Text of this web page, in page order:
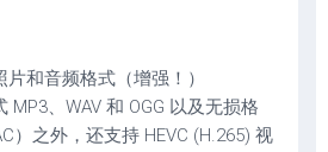
和音频格式（增强！）
MP3、WAV 和 OGG 以及无损格
）之外，还支持 HEVC (H.265) 视